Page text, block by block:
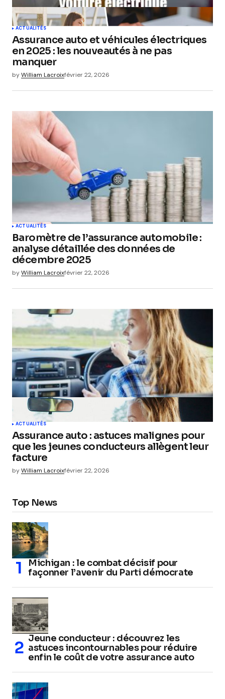
ACTUALITÉS
Assurance auto et véhicules électriques
en 2025 : les nouveautés à ne pas
manquer
byWilliam Lacroixfévrier 22, 2026
ACTUALITÉS
Baromètre de l’assurance automobile :
analyse détaillée des données de
décembre 2025
byWilliam Lacroixfévrier 22, 2026
ACTUALITÉS
Assurance auto : astuces malignes pour
que les jeunes conducteurs allègent leur
facture
byWilliam Lacroixfévrier 22, 2026
Top News
Michigan : le combat décisif pour
façonner l’avenir du Parti démocrate
Jeune conducteur : découvrez les
astuces incontournables pour réduire
enfin le coût de votre assurance auto